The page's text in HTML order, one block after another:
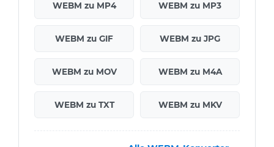
WEBM zu MP4 WEBM zu MP3
WEBM zu GIF WEBM zu JPG
WEBM zu MOV WEBM zu M4A
WEBM zu TXT WEBM zu MKV